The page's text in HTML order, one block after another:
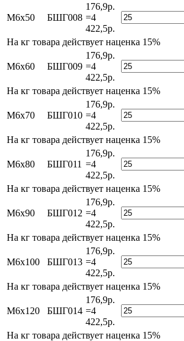
М6х50 БШГ008
176,9р.
=4
422,5р.
На кг товара действует наценка 15%
М6х60 БШГ009
176,9р.
=4
422,5р.
На кг товара действует наценка 15%
М6х70 БШГ010
176,9р.
=4
422,5р.
На кг товара действует наценка 15%
М6х80 БШГ011
176,9р.
=4
422,5р.
На кг товара действует наценка 15%
М6х90 БШГ012
176,9р.
=4
422,5р.
На кг товара действует наценка 15%
М6х100 БШГ013
176,9р.
=4
422,5р.
На кг товара действует наценка 15%
М6х120 БШГ014
176,9р.
=4
422,5р.
На кг товара действует наценка 15%